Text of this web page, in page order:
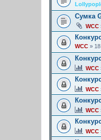
Сумка
WCC
WCC »
WCC
WCC
WCC
WCC